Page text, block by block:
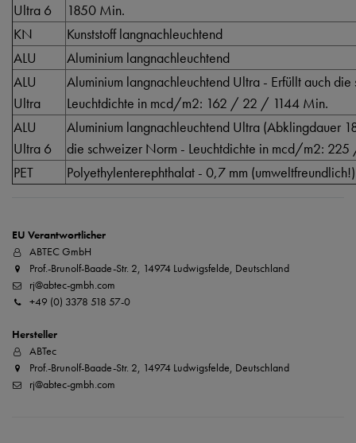
Ultra 6
1850 Min.
KN
Kunststoff langnachleuchtend
ALU
Aluminium langnachleuchtend
ALU
Ultra
Aluminium langnachleuchtend Ultra - Erfüllt auch
Leuchtdichte in mcd/m2: 162 / 22 / 1144 Min.
ALU
Ultra 6
Aluminium langnachleuchtend Ultra (Abklingdauer
die schweizer Norm - Leuchtdichte in mcd/m2:
PET
Polyethylenterephthalat - 0,7 mm (umweltfreundlich!)
EU Verantwortlicher
ABTEC GmbH
Prof.-Brunolf-Baade-Str. 2, 14974 Ludwigsfelde, Deutschland
rj@abtec-gmbh.com
+49 (0) 3378 518 57-0
Hersteller
ABTec
Prof.-Brunolf-Baade-Str. 2, 14974 Ludwigsfelde, Deutschland
rj@abtec-gmbh.com